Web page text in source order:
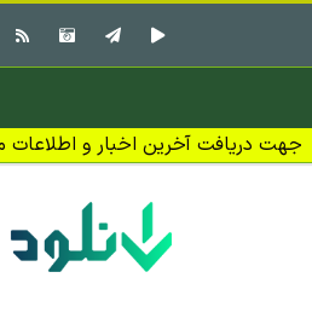
جهت دریافت آخرین اخبار و اطلاعات